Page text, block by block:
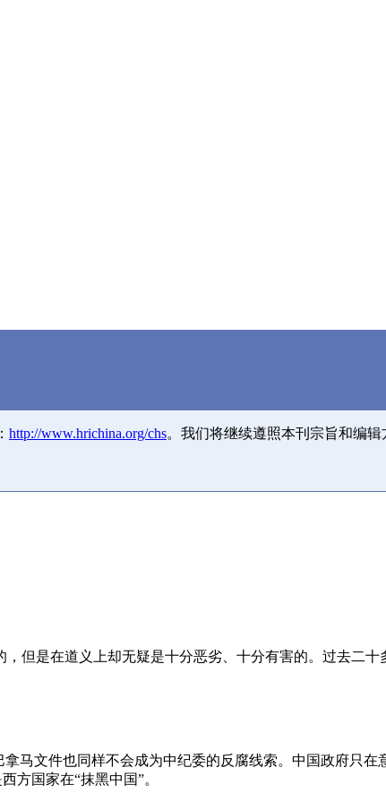
http://www.hrichina.org/chs。我们将继续遵照本刊宗旨和编辑
但是在道义上却无疑是十分恶劣、十分有害的。过去二
马文件也同样不会成为中纪委的反腐线索。中国政府只
方国家在“抹黑中国”。